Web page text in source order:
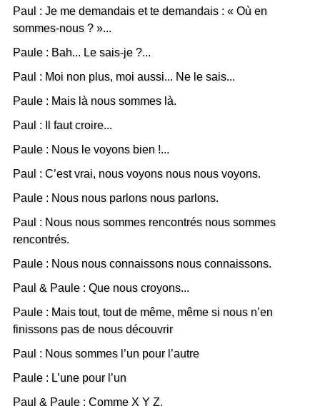
Paul : Je me demandais et te demandais : « Où en
sommes-nous ? »...
Paule : Bah... Le sais-je ?...
Paul : Moi non plus, moi aussi... Ne le sais...
Paule : Mais là nous sommes là.
Paul : Il faut croire...
Paule : Nous le voyons bien !...
Paul : C’est vrai, nous voyons nous nous voyons.
Paule : Nous nous parlons nous parlons.
Paul : Nous nous sommes rencontrés nous sommes
rencontrés.
Paule : Nous nous connaissons nous connaissons.
Paul & Paule : Que nous croyons...
Paule : Mais tout, tout de même, même si nous n’en
finissons pas de nous découvrir
Paul : Nous sommes l’un pour l’autre
Paule : L’une pour l’un
Paul & Paule : Comme X Y Z.